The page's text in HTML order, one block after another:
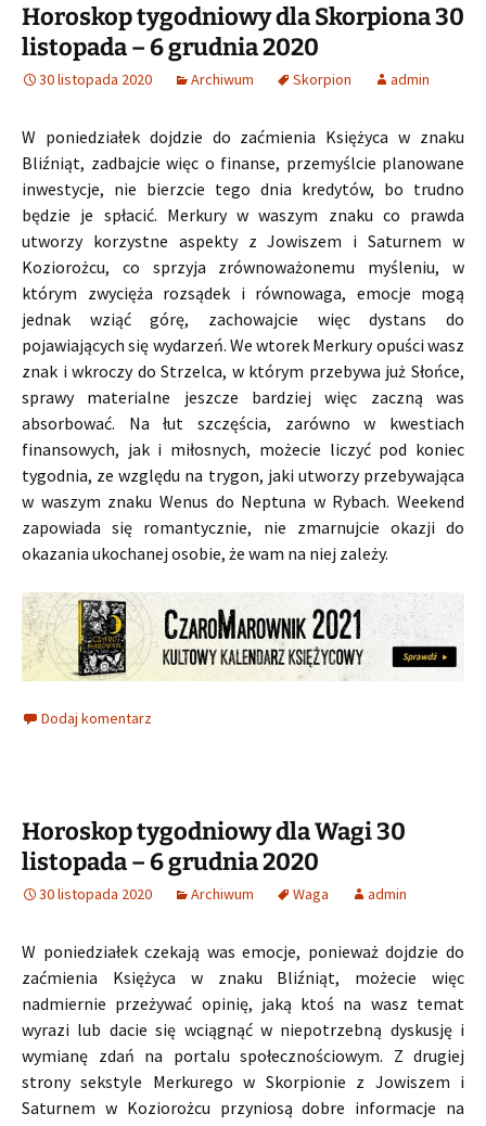
Horoskop tygodniowy dla Skorpiona 30
listopada – 6 grudnia 2020
30 listopada 2020 Archiwum Skorpion admin
W poniedziałek dojdzie do zaćmienia Księżyca w znaku
Bliźniąt, zadbajcie więc o finanse, przemyślcie planowane
inwestycje, nie bierzcie tego dnia kredytów, bo trudno
będzie je spłacić. Merkury w waszym znaku co prawda
utworzy korzystne aspekty z Jowiszem i Saturnem w
Koziorożcu, co sprzyja zrównoważonemu myśleniu, w
którym zwycięża rozsądek i równowaga, emocje mogą
jednak wziąć górę, zachowajcie więc dystans do
pojawiających się wydarzeń. We wtorek Merkury opuści wasz
znak i wkroczy do Strzelca, w którym przebywa już Słońce,
sprawy materialne jeszcze bardziej więc zaczną was
absorbować. Na łut szczęścia, zarówno w kwestiach
finansowych, jak i miłosnych, możecie liczyć pod koniec
tygodnia, ze względu na trygon, jaki utworzy przebywająca
w waszym znaku Wenus do Neptuna w Rybach. Weekend
zapowiada się romantycznie, nie zmarnujcie okazji do
okazania ukochanej osobie, że wam na niej zależy.
Dodaj komentarz
Horoskop tygodniowy dla Wagi 30
listopada – 6 grudnia 2020
30 listopada 2020 Archiwum Waga admin
W poniedziałek czekają was emocje, ponieważ dojdzie do
zaćmienia Księżyca w znaku Bliźniąt, możecie więc
nadmiernie przeżywać opinię, jaką ktoś na wasz temat
wyrazi lub dacie się wciągnąć w niepotrzebną dyskusję i
wymianę zdań na portalu społecznościowym. Z drugiej
strony sekstyle Merkurego w Skorpionie z Jowiszem i
Saturnem w Koziorożcu przyniosą dobre informacje na